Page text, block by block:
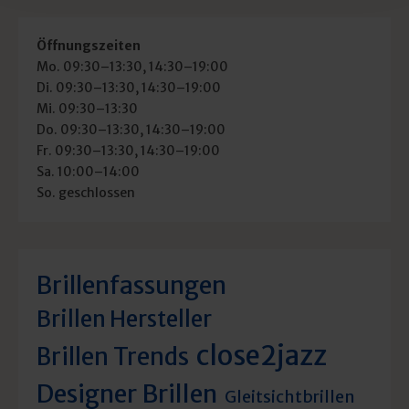
Öffnungszeiten
Mo. 09:30–13:30, 14:30–19:00
Di. 09:30–13:30, 14:30–19:00
Mi. 09:30–13:30
Do. 09:30–13:30, 14:30–19:00
Fr. 09:30–13:30, 14:30–19:00
Sa. 10:00–14:00
So. geschlossen
Brillenfassungen
Brillen Hersteller
Brillen Trends close2jazz
Designer Brillen Gleitsichtbrillen